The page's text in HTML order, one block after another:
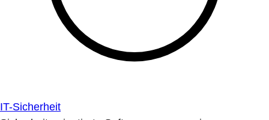
IT-Sicherheit